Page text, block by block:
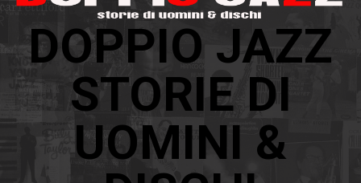
DOPPIO JAZZ
STORIE DI
UOMINI &